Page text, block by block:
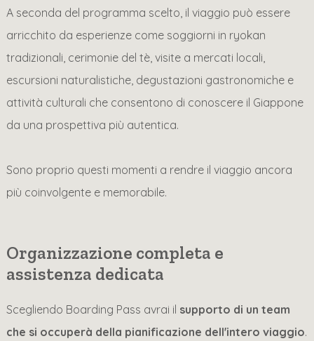
A seconda del programma scelto, il viaggio può essere
arricchito da esperienze come soggiorni in ryokan
tradizionali, cerimonie del tè, visite a mercati locali,
escursioni naturalistiche, degustazioni gastronomiche e
attività culturali che consentono di conoscere il Giappone
da una prospettiva più autentica.
Sono proprio questi momenti a rendre il viaggio ancora
più coinvolgente e memorabile.
Organizzazione completa e
assistenza dedicata
Scegliendo Boarding Pass avrai il supporto di un team
che si occuperà della pianificazione dell'intero viaggio.